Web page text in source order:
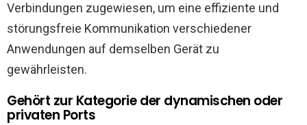
Verbindungen zugewiesen, um eine effiziente und
störungsfreie Kommunikation verschiedener
Anwendungen auf demselben Gerät zu
gewährleisten.
Gehört zur Kategorie der dynamischen oder
privaten Ports